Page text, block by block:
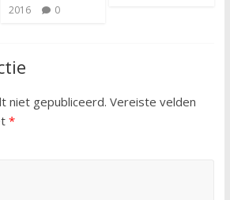
2016 0
niet gepubliceerd. Vereiste velden
*